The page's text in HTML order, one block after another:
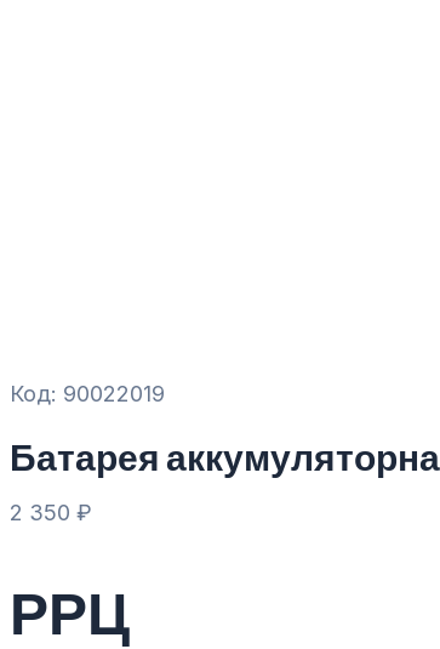
Код: 90022019
Батарея
2 350 ₽
РРЦ